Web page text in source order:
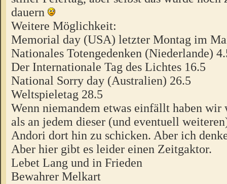
dauern
Weitere Möglichkeit:
Memorial day (USA) letzter Montag im
Nationales Totengedenken (Niederlande)
Der Internationale Tag des Lichtes 16.5
National Sorry day (Australien) 26.5
Weltspieletag 28.5
Wenn niemandem etwas einfällt haben wir
als an jedem dieser (und eventuell
Andori dort hin zu schicken. Aber ich
Aber hier gibt es leider einen Zeitgaktor.
Lebet Lang und in Frieden
Bewahrer Melkart